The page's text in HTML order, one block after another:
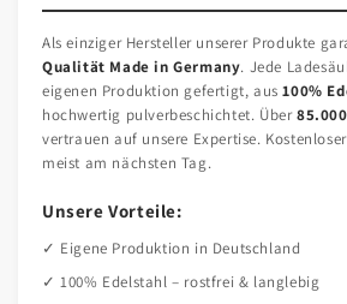
Als einziger Hersteller unserer Produkte
Qualität Made in Germany. Jede
eigenen Produktion gefertigt, aus100%
hochwertig pulverbeschichtet. Über
vertrauen auf unsere Expertise.
meist am nächsten Tag.
Unsere Vorteile:
✓ Eigene Produktion in Deutschland
✓ 100% Edelstahl – rostfrei & langlebig